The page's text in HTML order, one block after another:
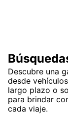
Descubre una
desde
largo plazo o
para brindar
cada viaje.